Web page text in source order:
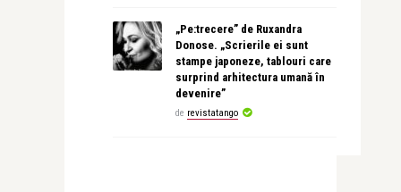
„Pe:trecere” de Ruxandra
Donose. „Scrierile ei sunt
stampe japoneze, tablouri care
surprind arhitectura umană în
devenire”
de revistatango